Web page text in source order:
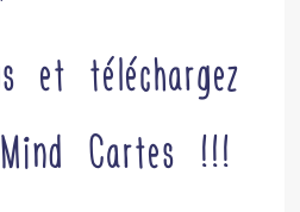
et téléchargez
Cartes !!!